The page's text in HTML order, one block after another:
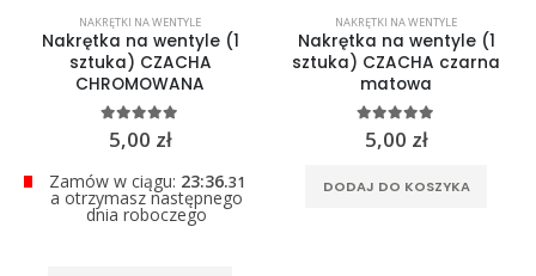
NAKRĘTKI NA WENTYLE
Nakrętka na wentyle (1
sztuka) CZACHA
CHROMOWANA
5.00 out of 5
5,00 zł
Zamów w ciągu: 23:36.31
a otrzymasz następnego
dnia roboczego
NAKRĘTKI NA WENTYLE
Nakrętka na wentyle (1
sztuka) CZACHA czarna
matowa
5.00 out of 5
5,00 zł
DODAJ DO KOSZYKA
0out of 5
299,00zł